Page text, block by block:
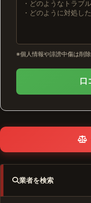
※個人情報や誹謗中傷は削除
口
業者を検索